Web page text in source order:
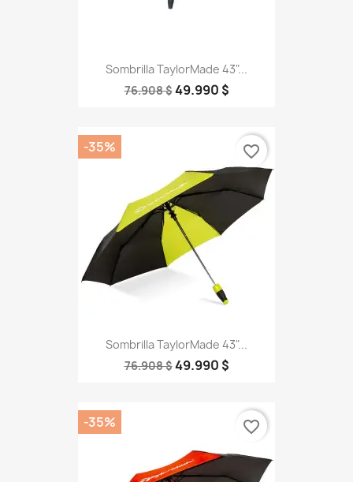
Sombrilla TaylorMade 43"...
76.908 $49.990 $
Sombrilla TaylorMade 43"...
76.908 $49.990 $
-35% favorite_border
-35% favorite_border